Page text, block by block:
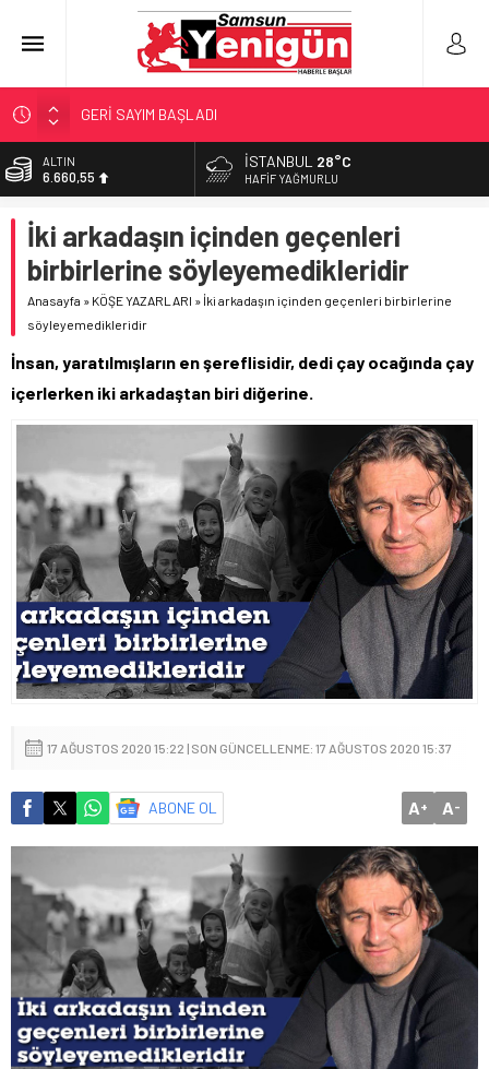
GERİ SAYIM BAŞLADI
SAMSUNSPOR’DA HEDEF 5’İNCİLİK!
‘BAFRA’YA YATIRIM YAPIN!’
YÖNETİCİ SEÇERKEN YAPILAN EN BÜYÜK HATALAR
ALTIN
6.660,55
13.779,39
DOLAR
47,7111
EURO
İSTANBUL 28°C
HAFIF YAĞMURLU
İki arkadaşın içinden geçenleri
birbirlerine söyleyemedikleridir
Anasayfa » KÖŞE YAZARLARI » İki arkadaşın içinden geçenleri birbirlerine
söyleyemedikleridir
İnsan, yaratılmışların en şereflisidir, dedi çay ocağında çay
içerlerken iki arkadaştan biri diğerine.
17 AĞUSTOS 2020 15:22 | SON GÜNCELLENME: 17 AĞUSTOS 2020 15:37
ABONE OL A+ A-